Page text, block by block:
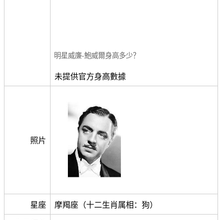
明星威廉-鮑威爾身高多少？
未提供官方身高數據
照片
星座 摩羯座（十二生肖属相：狗）